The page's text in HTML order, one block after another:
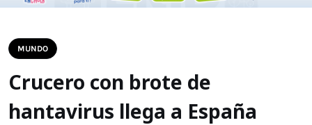
MUNDO
Crucero con brote de
hantavirus llega a España